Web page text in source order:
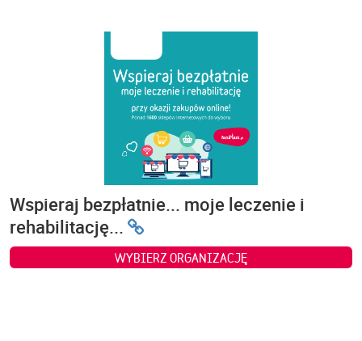
Wspieraj bezpłatnie... moje leczenie i
rehabilitację...
WYBIERZ ORGANIZACJĘ